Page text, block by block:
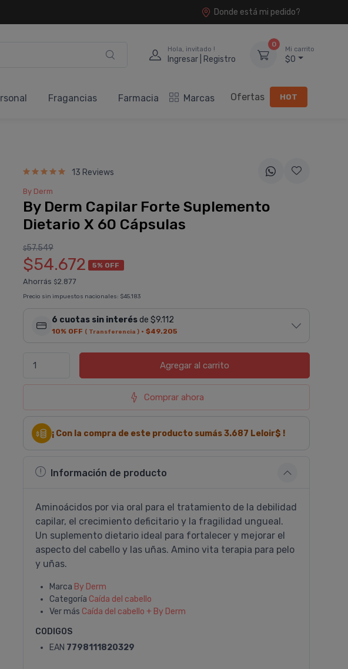
Donde está mi pedido?
Hola, invitado !
Ingresar | Registro
0
Mi carrito
$0
Fragancias Farmacia Marcas Ofertas HOT
13 Reviews
By Derm
By Derm Capilar Forte Suplemento
Dietario X 60 Cápsulas
$57.549
$54.672 5% OFF
Ahorrás $2.877
Precio sin impuestos nacionales: $45.183
6 cuotas sin interésde $9.112
10% OFF ( Transferencia )· $49.205
Agregaral carrito
Comprar ahora
¡ Con la compra de este producto sumás3.687 Leloir$ !
Información de producto
Aminoácidos por via oral para el tratamiento de la debilidad
capilar, el crecimiento deficitario y la fragilidad ungueal.
Un suplemento dietario ideal para fortalecer y mejorar el
aspecto del cabello y las uñas. Amino vita terapia para pelo
y uñas.
Marca By Derm
Categoría Caí­da del cabello
Ver más Caí­da del cabello + By Derm
CODIGOS
EAN 7798111820329